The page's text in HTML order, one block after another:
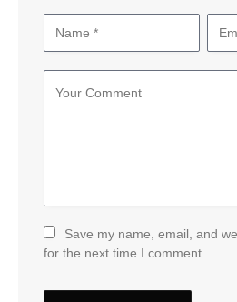
Save my name, email, and
for the next time I comment.